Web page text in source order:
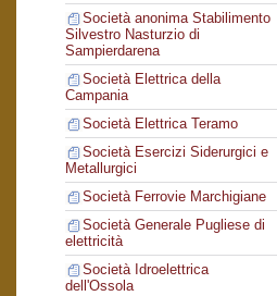
Società anonima Stabilimento
Silvestro Nasturzio di
Sampierdarena
Società Elettrica della
Campania
Società Elettrica Teramo
Società Esercizi Siderurgici e
Metallurgici
Società Ferrovie Marchigiane
Società Generale Pugliese di
elettricità
Società Idroelettrica
dell'Ossola